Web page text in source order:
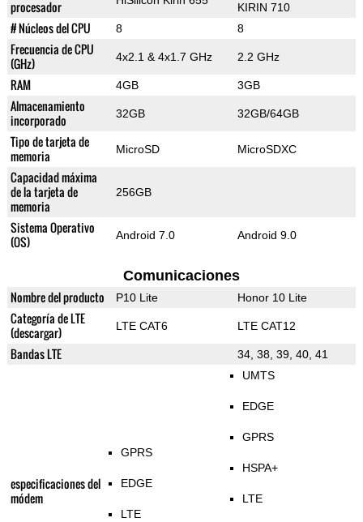
procesador
KIRIN 710
# Núcleos del CPU 8 8
Frecuencia de CPU
(GHz)
4x2.1 & 4x1.7 GHz 2.2 GHz
RAM 4GB 3GB
Almacenamiento
incorporado
32GB 32GB/64GB
Tipo de tarjeta de
memoria
MicroSD MicroSDXC
Capacidad máxima
de la tarjeta de
memoria
256GB
Sistema Operativo
(OS)
Android 7.0 Android 9.0
Comunicaciones
Nombre del producto P10 Lite Honor 10 Lite
Categoría de LTE
(descargar)
LTE CAT6 LTE CAT12
Bandas LTE 34, 38, 39, 40, 41
especificaciones del
módem
GPRS
EDGE
LTE
UMTS
EDGE
GPRS
HSPA+
LTE